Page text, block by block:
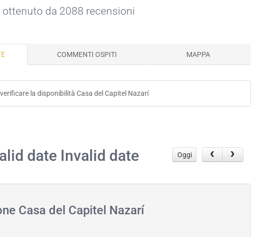
da 2088 recensioni
COMMENTI OSPITI MAPPA
la disponibilità Casa del Capitel Nazarí
date Invalid date Oggi
Casa del Capitel Nazarí